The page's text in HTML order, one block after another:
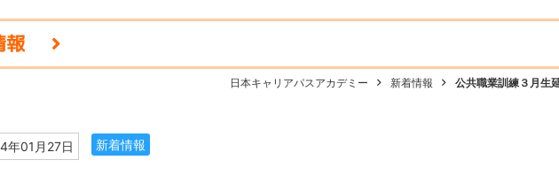
報
日本キャリアパスアカデミー 新着情報 公共職業訓練３月生
年01月27日 新着情報